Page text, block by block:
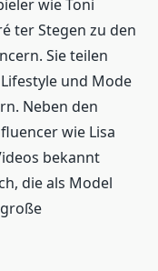
wie Toni
ter Stegen zu den
Sie teilen
und Mode
Neben den
wie Lisa
bekannt
die als Model